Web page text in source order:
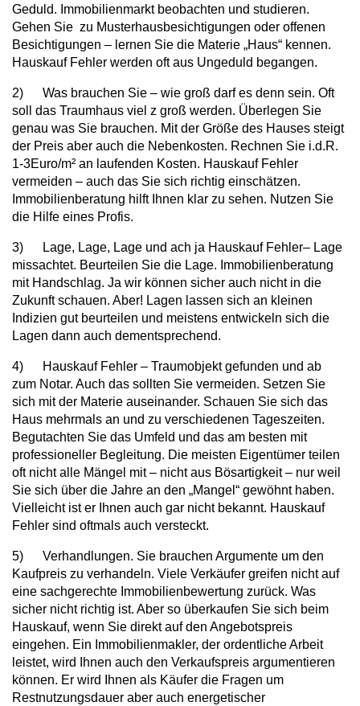
Geduld. Immobilienmarkt beobachten und studieren.
Gehen Sie zu Musterhausbesichtigungen oder offenen
Besichtigungen – lernen Sie die Materie „Haus“ kennen.
Hauskauf Fehler werden oft aus Ungeduld begangen.
2) Was brauchen Sie – wie groß darf es denn sein. Oft
soll das Traumhaus viel z groß werden. Überlegen Sie
genau was Sie brauchen. Mit der Größe des Hauses steigt
der Preis aber auch die Nebenkosten. Rechnen Sie i.d.R.
1-3Euro/m² an laufenden Kosten. Hauskauf Fehler
vermeiden – auch das Sie sich richtig einschätzen.
Immobilienberatung hilft Ihnen klar zu sehen. Nutzen Sie
die Hilfe eines Profis.
3) Lage, Lage, Lage und ach ja Hauskauf Fehler– Lage
missachtet. Beurteilen Sie die Lage. Immobilienberatung
mit Handschlag. Ja wir können sicher auch nicht in die
Zukunft schauen. Aber! Lagen lassen sich an kleinen
Indizien gut beurteilen und meistens entwickeln sich die
Lagen dann auch dementsprechend.
4) Hauskauf Fehler – Traumobjekt gefunden und ab
zum Notar. Auch das sollten Sie vermeiden. Setzen Sie
sich mit der Materie auseinander. Schauen Sie sich das
Haus mehrmals an und zu verschiedenen Tageszeiten.
Begutachten Sie das Umfeld und das am besten mit
professioneller Begleitung. Die meisten Eigentümer teilen
oft nicht alle Mängel mit – nicht aus Bösartigkeit – nur weil
Sie sich über die Jahre an den „Mangel“ gewöhnt haben.
Vielleicht ist er Ihnen auch gar nicht bekannt. Hauskauf
Fehler sind oftmals auch versteckt.
5) Verhandlungen. Sie brauchen Argumente um den
Kaufpreis zu verhandeln. Viele Verkäufer greifen nicht auf
eine sachgerechte Immobilienbewertung zurück. Was
sicher nicht richtig ist. Aber so überkaufen Sie sich beim
Hauskauf, wenn Sie direkt auf den Angebotspreis
eingehen. Ein Immobilienmakler, der ordentliche Arbeit
leistet, wird Ihnen auch den Verkaufspreis argumentieren
können. Er wird Ihnen als Käufer die Fragen um
Restnutzungsdauer aber auch energetischer